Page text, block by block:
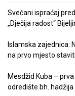
Svečani ispraćaj
„Dječija radost“
Islamska zajednica:
na prvo mjesto
Mesdžid Kuba –
odredište bh. hadžija